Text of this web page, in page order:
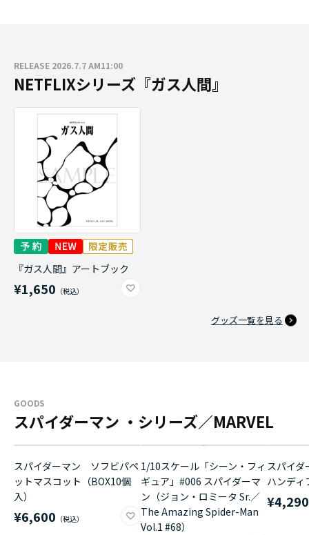
RELEASE 2026.7.7 AM11:00
NETFLIXシリーズ『ガス人間』
『ガス人間』アートブック
¥1,650
グッズ一覧を見る
GOODS
スパイダーマン ・シリーズ／MARVEL
スパイダーマン ソフビパペ
ットマスコット（BOX10個
入）
¥6,600
1/10スケール「シーン・フィ
ギュア」#006 スパイダーマ
ン（ジョン・ロミータ Sr.／
The Amazing Spider-Man
Vol.1 #68）
スパイ
ハンディ
¥4,290